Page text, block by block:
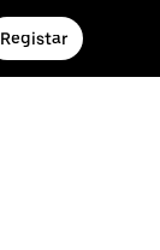
Registar